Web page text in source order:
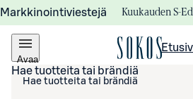
Markkinointiviestejä Kuukauden S-
Avaa
valikko
Hae tuotteita tai brändiä